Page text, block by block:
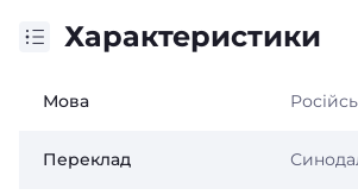
Характеристики
Мова
Переклад